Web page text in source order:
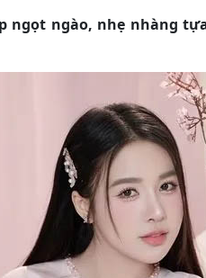
ngọt ngào, nhẹ nhàng